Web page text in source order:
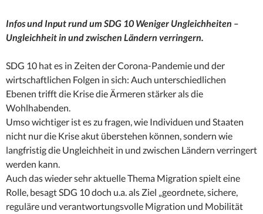
Infos und Input rund um SDG 10 Weniger Ungleichheiten –
Ungleichheit in und zwischen Ländern verringern.
SDG 10 hat es in Zeiten der Corona-Pandemie und der
wirtschaftlichen Folgen in sich: Auch unterschiedlichen
Ebenen trifft die Krise die Ärmeren stärker als die
Wohlhabenden.
Umso wichtiger ist es zu fragen, wie Individuen und Staaten
nicht nur die Krise akut überstehen können, sondern wie
langfristig die Ungleichheit in und zwischen Ländern verringert
werden kann.
Auch das wieder sehr aktuelle Thema Migration spielt eine
Rolle, besagt SDG 10 doch u.a. als Ziel „geordnete, sichere,
reguläre und verantwortungsvolle Migration und Mobilität